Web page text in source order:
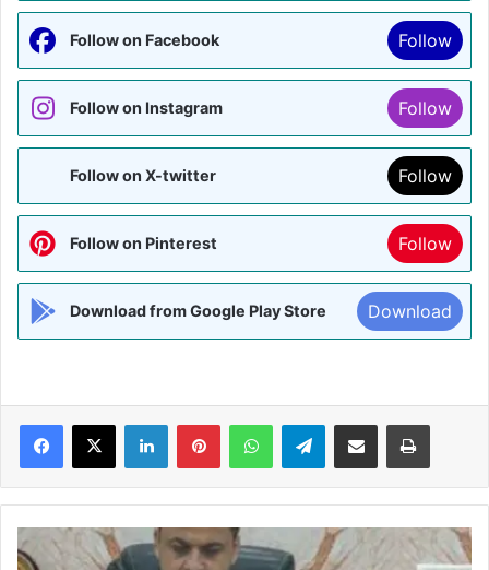
Follow on Facebook Follow
Follow on Instagram Follow
Follow on X-twitter Follow
Follow on Pinterest Follow
Download from Google Play Store Download
Facebook
X LinkedInPinterestWhatsAppTelegramShare via Email Print
MADHUBANI:-
पंचायत